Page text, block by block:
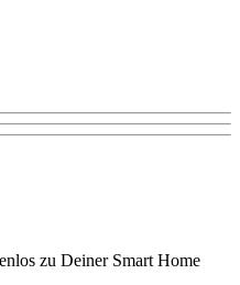
zu Deiner Smart Home